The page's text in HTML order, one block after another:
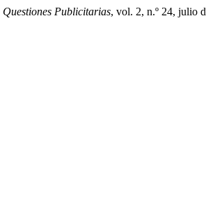
Questiones Publicitarias, vol. 2, n.º 24, julio